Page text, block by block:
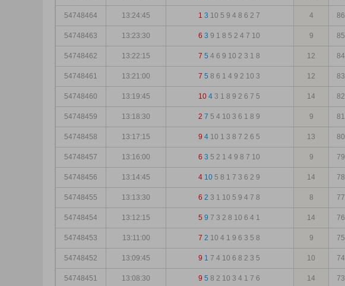
54748464 13:24:45 1 3 10 5 9 4 8 6 2 7 4 86
54748463 13:23:30 6 3 9 1 8 5 2 4 7 10 9 85
54748462 13:22:15 7 5 4 6 9 10 2 3 1 8 12 84
54748461 13:21:00 7 5 8 6 1 4 9 2 10 3 12 83
54748460 13:19:45 10 4 3 1 8 9 2 6 7 5 14 82
54748459 13:18:30 2 7 5 4 10 3 6 1 8 9 9 81
54748458 13:17:15 9 4 10 1 3 8 7 2 6 5 13 80
54748457 13:16:00 6 3 5 2 1 4 9 8 7 10 9 79
54748456 13:14:45 4 10 5 8 1 7 3 6 2 9 14 78
54748455 13:13:30 6 2 3 1 10 5 9 4 7 8 8 77
54748454 13:12:15 5 9 7 3 2 8 10 6 4 1 14 76
54748453 13:11:00 7 2 10 4 1 9 6 3 5 8 9 75
54748452 13:09:45 9 1 7 4 10 6 8 2 3 5 10 74
54748451 13:08:30 9 5 8 2 10 3 4 1 7 6 14 73